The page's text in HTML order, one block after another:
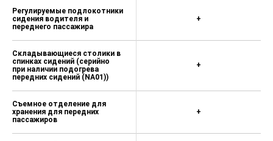
Регулируемые подлокотники
сидения водителя и
переднего пассажира
Складывающиеся столики в
спинках сидений (серийно
при наличии подогрева
передних сидений (NA01))
Съемное отделение для
хранения для передних
пассажиров
+
+
+